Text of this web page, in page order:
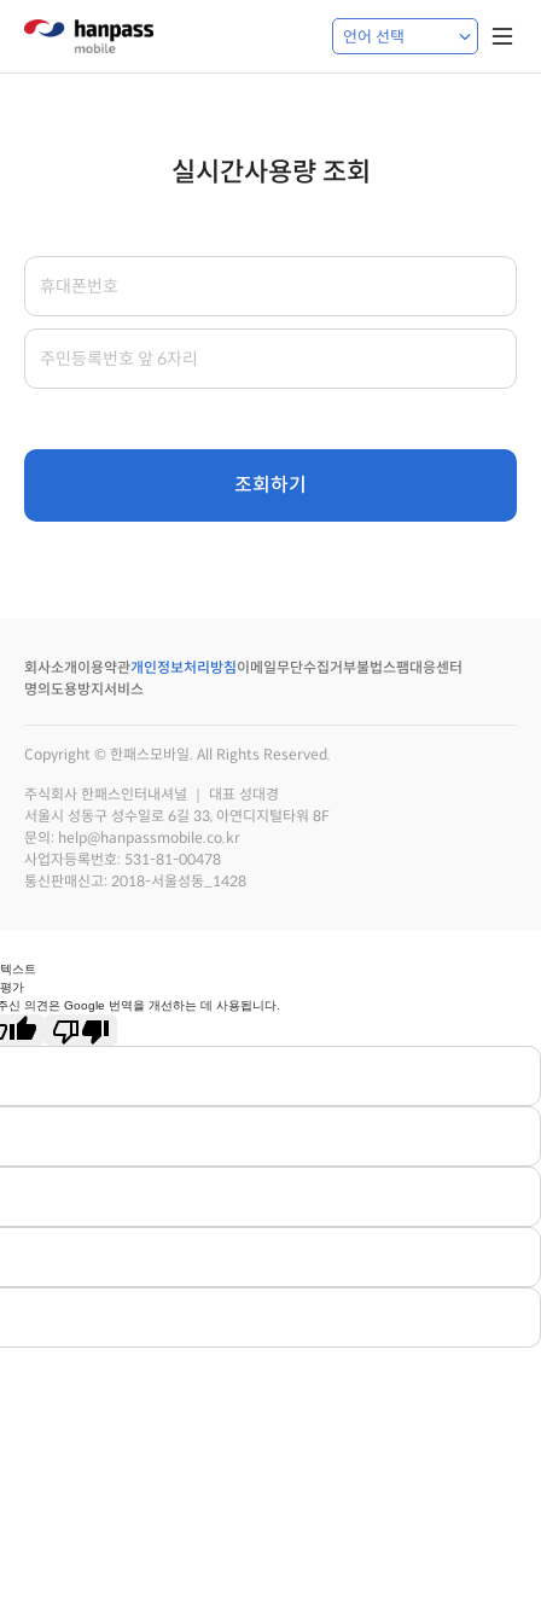
실시간사용량 조회
조회하기
회사소개 이용약관개인정보처리방침이메일무단수집거부불법스팸대응센터
명의도용방지서비스
Copyright © 한패스모바일. All Rights Reserved.
주식회사 한패스인터내셔널 ｜ 대표 성대경
서울시 성동구 성수일로 6길 33, 아연디지털타워 8F
문의: help@hanpassmobile.co.kr
사업자등록번호: 531-81-00478
통신판매신고: 2018-서울성동_1428
스트
가
신 의견은 Google 번역을 개선하는 데 사용됩니다.